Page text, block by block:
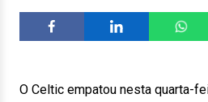
O Celtic empatou nesta quarta-